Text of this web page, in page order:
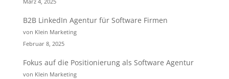
B2B LinkedIn Agentur für Software Firmen
von Klein Marketing
Februar 8, 2025
Fokus auf die Positionierung als Software Agentur
von Klein Marketing